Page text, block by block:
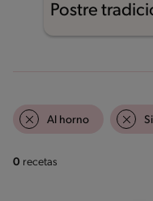
Postre
delicioso
Al horno
0 recetas